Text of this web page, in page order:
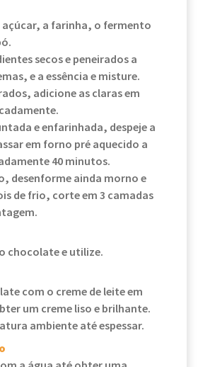
açúcar, a farinha, o fermento
secos e peneirados a
e a essência e misture.
adicione as claras em
e enfarinhada, despeje a
em forno pré aquecido a
40 minutos.
desenforme ainda morno e
de frio, corte em 3 camadas
chocolate e utilize.
com o creme de leite em
um creme liso e brilhante.
ambiente até espessar.